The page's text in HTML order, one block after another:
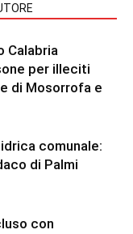
Calabria
per illeciti
di Mosorrofa e
comunale:
di Palmi
con